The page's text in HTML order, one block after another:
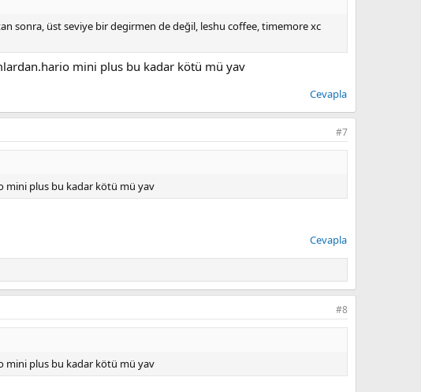
sonra, üst seviye bir degirmen de değil, leshu coffee, timemore xc
mini plus bu kadar kötü mü yav
Cevapla
#7
mini plus bu kadar kötü mü yav
Cevapla
#8
mini plus bu kadar kötü mü yav